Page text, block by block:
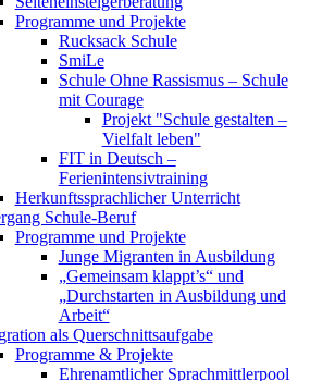
Programme und Projekte
Rucksack Schule
SmiLe
Schule Ohne Rassismus – Schule
mit Courage
Projekt "Schule gestalten –
Vielfalt leben"
FIT in Deutsch –
Ferienintensivtraining
Herkunftssprachlicher Unterricht
Schule-Beruf
Programme und Projekte
Junge Migranten in Ausbildung
„Gemeinsam klappt’s“ und
„Durchstarten in Ausbildung und
Arbeit“
als Querschnittsaufgabe
Programme & Projekte
Ehrenamtlicher Sprachmittlerpool